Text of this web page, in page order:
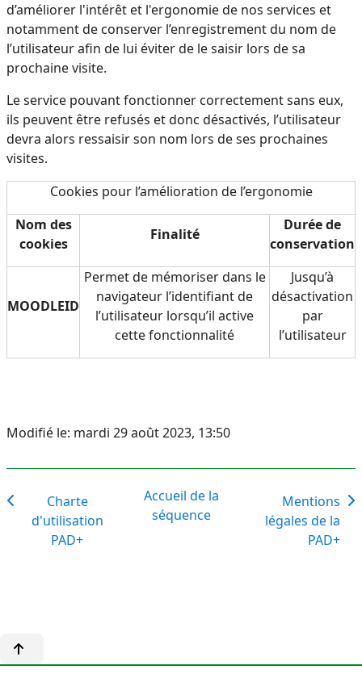
d’améliorer l'intérêt et l'ergonomie de nos services et
notamment de conserver l’enregistrement du nom de
l’utilisateur afin de lui éviter de le saisir lors de sa
prochaine visite.
Le service pouvant fonctionner correctement sans eux,
ils peuvent être refusés et donc désactivés, l’utilisateur
devra alors ressaisir son nom lors de ses prochaines
visites.
Cookies pour l’amélioration de l’ergonomie
Nom des
cookies
Finalité
Durée de
conservation
MOODLEID
Permet de mémoriser dans le
navigateur l’identifiant de
l’utilisateur lorsqu’il active
cette fonctionnalité
Jusqu’à
désactivation
par
l’utilisateur
Modifié le: mardi 29 août 2023, 13:50
Charte
d'utilisation
PAD+
Accueil de la
séquence
Mentions
légales de la
PAD+